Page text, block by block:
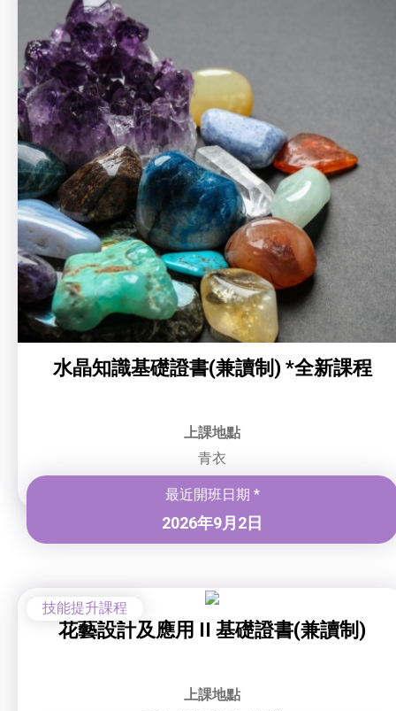
水晶知識基礎證書(兼讀制) *全新課程
上課地點
青衣
最近開班日期 *
2026年9月2日
技能提升課程
花藝設計及應用 II 基礎證書(兼讀制)
上課地點